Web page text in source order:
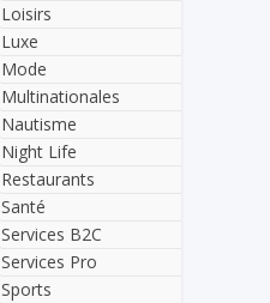
Loisirs
Luxe
Mode
Multinationales
Nautisme
Night Life
Restaurants
Santé
Services B2C
Services Pro
Sports